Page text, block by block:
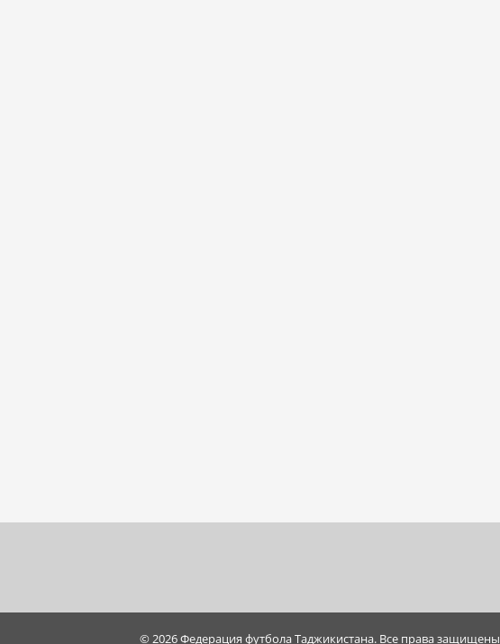
© 2026 Федерация футбола Таджикистана. Все права защищены